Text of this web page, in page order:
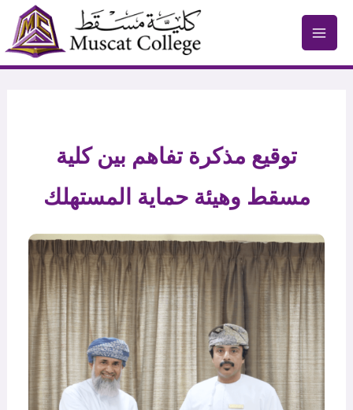
Skip
content
توقيع مذكرة تفاهم بين كلية
مسقط وهيئة حماية المستهلك